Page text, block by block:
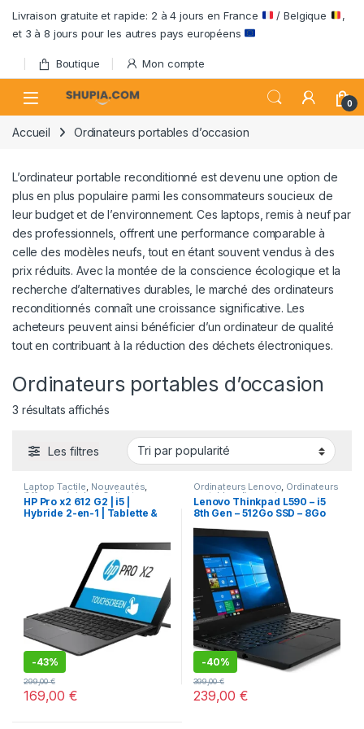
Livraison gratuite et rapide: 2 à 4 jours en France / Belgique
,
et 3 à 8 jours pour les autres pays européens
Boutique Mon compte
Open 0
Accueil Ordinateurs portables d’occasion
L’ordinateur portable reconditionné est devenu une option de
plus en plus populaire parmi les consommateurs soucieux de
leur budget et de l’environnement. Ces laptops, remis à neuf par
des professionnels, offrent une performance comparable à
celle des modèles neufs, tout en étant souvent vendus à des
prix réduits. Avec la montée de la conscience écologique et la
recherche d’alternatives durables, le marché des ordinateurs
reconditionnés connaît une croissance significative. Les
acheteurs peuvent ainsi bénéficier d’un ordinateur de qualité
tout en contribuant à la réduction des déchets électroniques.
Ordinateurs portables d’occasion
3 résultats affichés
Les filtres
Laptop Tactile, Nouveautés,
Offres spéciales, Ordinateurs
HP,ORDINATEURS PORTABLES
Ordinateurs portables
d’occasion
HP Pro x2 612 G2 | i5 |
Hybride 2-en-1 | Tablette &
-43%
169,00€
299,00€
Ordinateurs Lenovo, Ordinateurs
portables d’occasion
Lenovo Thinkpad L590 – i5
8th Gen – 512Go SSD – 8Go
Ram
-40%
239,00€
399,00€